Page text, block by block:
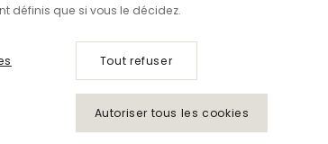
Rupture
745
IMPERFECTION
définis que si vous le décidez.
Tout refuser
Autoriser tous les cookies